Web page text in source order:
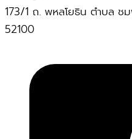
173/1 ถ. พหลโยธิน ตำบล ช
52100